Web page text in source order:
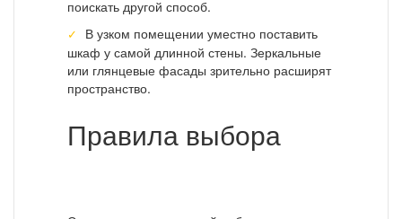
поискать другой способ.
В узком помещении уместно поставить
шкаф у самой длинной стены. Зеркальные
или глянцевые фасады зрительно расширят
пространство.
Правила выбора